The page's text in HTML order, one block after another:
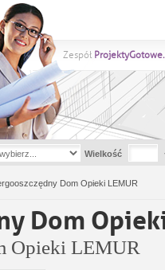
Zespół
Wielkość
Dom Opieki LEMUR
Dom
Opieki LEMUR